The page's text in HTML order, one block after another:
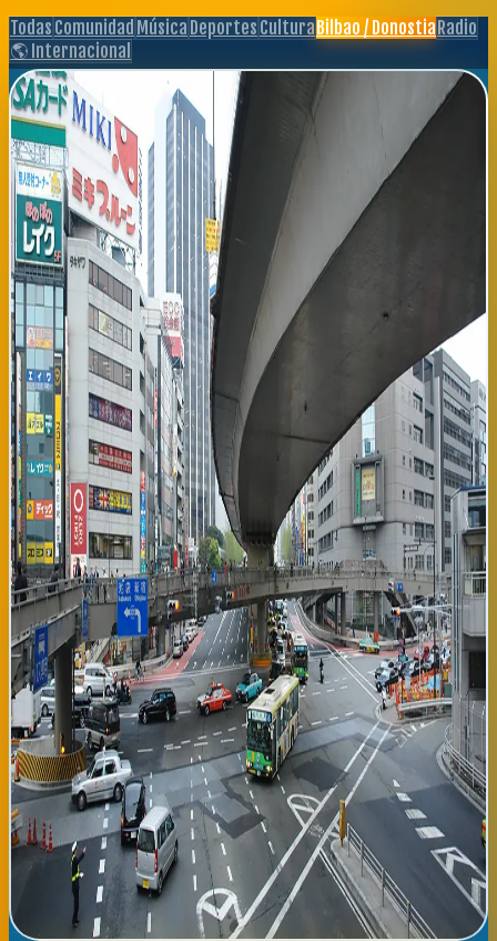
Todas Comunidad Música Deportes CulturaBilbao / DonostiaRadio
🌎 Internacional
Tráfico fluido en autopistas vascas: salidas hacia playas
registran mayor circulación
Las autopistas del País Vasco presentan un flujo de circulación
normal este miércoles 5 de agosto, aunque con ligeros aumentos
de tráfico en las salidas hacia las zonas costeras de Bizkaia y
Gipuzkoa. La A-1 mantiene su ritmo habitual en dirección norte-
sur, mientras que la A-15 hacia Donostia experimenta una ligera
congestión entre los kilómetros 8 y 15, especialmente durante
el mediodía. Los accesos a Deusto, Sondika y el puente de Bibi
Bilbao permanecen operativos aunque con vigilancia reforzada
por los servicios de tránsito. Los agentes de la Policía Local de
Bilbao y Donostia han intensificado los controles de velocidad en
las vías principales, especialmente en zonas escolares donde aún
hay actividades de verano. Se recomienda evitar el horario de
13:00 a 14:30 en los accesos a playas populares como Zarautz,
Deba y Hondarribia, donde tradicionalmente se registra mayor
fluencia vehicular. Los trabajos de mantenimiento en la ronda de
Ibaiondo continúan sin afectar significativamente a la
circulación general. La Dirección de Tráfico del País Vasco ha
establecido un sistema de información dinámica en las
principales vías, mostrando en tiempo real los tiempos de
desplazamiento estimados. Se han desplegado unidades de
auxilio en los puntos de mayor afluencia para garantizar la
seguridad vial. Las gasolineras ubicadas estratégicamente en
los accesos mantienen sus servicios al máximo, anticipándose a
que el miércoles sea día de alta demanda de combustible por los
desplazamientos vacacionales. Para los usuarios del transporte
público, los autobuses urbanos de Bilbao y Donostia funcionan
con normalidad, con frecuencias aumentadas en las líneas que
conectan el centro urbano con las playas. Se insta a los
conductores a mantener la distancia de seguridad recomendada
y a estar atentos a los cambios de señalización por lluvia
ocasional. La circulación se normalizará completamente a
partir de las 19:00 horas cuando descienda significativamente el
flujo de vehículos.
Leer noticia completa →